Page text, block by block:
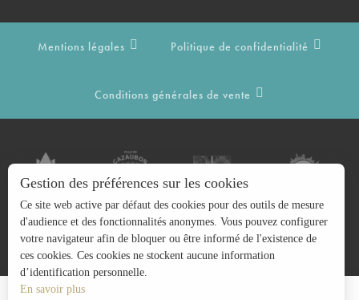
Mentions légales Politique de confidentialité
Conditions générales de vente
Gestion des préférences sur les cookies
Ce site web active par défaut des cookies pour des outils de mesure
d'audience et des fonctionnalités anonymes. Vous pouvez configurer
votre navigateur afin de bloquer ou être informé de l'existence de
ces cookies. Ces cookies ne stockent aucune information
d’identification personnelle.
En savoir plus